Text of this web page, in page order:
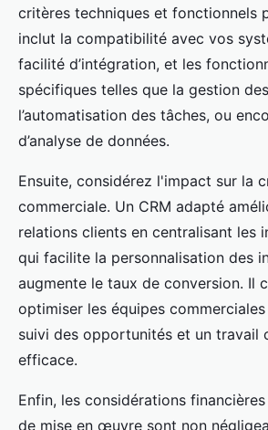
critères techniques et fonctionnels
inclut la compatibilité avec vos
facilité d’intégration, et les
spécifiques telles que la gestion
l’automatisation des tâches, ou
d’analyse de données.
Ensuite, considérez l'impact sur la
commerciale. Un CRM adapté
relations clients en centralisant les
qui facilite la personnalisation des
augmente le taux de conversion. Il
optimiser les équipes
suivi des opportunités et un travail
efficace.
Enfin, les considérations
de mise en œuvre sont non